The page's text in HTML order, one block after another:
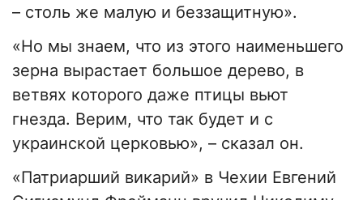
– столь же малую и беззащитную».
«Но мы знаем, что из этого наименьшего
зерна вырастает большое дерево, в
ветвях которого даже птицы вьют
гнезда. Верим, что так будет и с
украинской церковью», – сказал он.
«Патриарший викарий» в Чехии Евгений